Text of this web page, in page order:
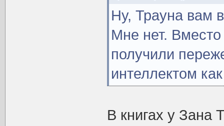
Ну, Трауна вам
Мне нет. Вместо
получили
интеллектом
В книгах у Зана